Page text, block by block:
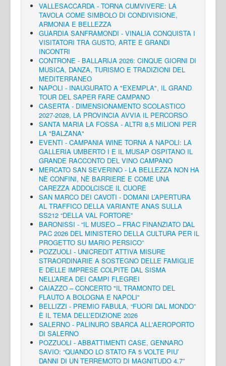
VALLESACCARDA - TORNA CUMVIVERE: LA
TAVOLA COME SIMBOLO DI CONDIVISIONE,
ARMONIA E BELLEZZA
GUARDIA SANFRAMONDI - VINALIA CONQUISTA I
VISITATORI TRA GUSTO, ARTE E GRANDI
INCONTRI
CONTRONE - BALLARIJA 2026: CINQUE GIORNI DI
MUSICA, DANZA, TURISMO E TRADIZIONI DEL
MEDITERRANEO
NAPOLI - INAUGURATO A "EXEMPLA", IL GRAND
TOUR DEL SAPER FARE CAMPANO
CASERTA - DIMENSIONAMENTO SCOLASTICO
2027-2028, LA PROVINCIA AVVIA IL PERCORSO
SANTA MARIA LA FOSSA - ALTRI 8,5 MILIONI PER
LA "BALZANA"
EVENTI - CAMPANIA WINE TORNA A NAPOLI: LA
GALLERIA UMBERTO I E IL MUSAP OSPITANO IL
GRANDE RACCONTO DEL VINO CAMPANO
MERCATO SAN SEVERINO - LA BELLEZZA NON HA
NÈ CONFINI, NÈ BARRIERE E COME UNA
CAREZZA ADDOLCISCE IL CUORE
SAN MARCO DEI CAVOTI - DOMANI L’APERTURA
AL TRAFFICO DELLA VARIANTE ANAS SULLA
SS212 “DELLA VAL FORTORE”
BARONISSI - “IL MUSEO – FRAC FINANZIATO DAL
PAC 2026 DEL MINISTERO DELLA CULTURA PER IL
PROGETTO SU MARIO PERSICO”
POZZUOLI - UNICREDIT ATTIVA MISURE
STRAORDINARIE A SOSTEGNO DELLE FAMIGLIE
E DELLE IMPRESE COLPITE DAL SISMA
NELL’AREA DEI CAMPI FLEGREI
CAIAZZO – CONCERTO "IL TRAMONTO DEL
FLAUTO A BOLOGNA E NAPOLI"
BELLIZZI - PREMIO FABULA, “FUORI DAL MONDO”
È IL TEMA DELL’EDIZIONE 2026
SALERNO - PALINURO SBARCA ALL'AEROPORTO
DI SALERNO
POZZUOLI - ABBATTIMENTI CASE, GENNARO
SAVIO: “QUANDO LO STATO FA 5 VOLTE PIU’
DANNI DI UN TERREMOTO DI MAGNITUDO 4.7”